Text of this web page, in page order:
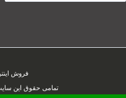
فروش
تمامی حقوق این